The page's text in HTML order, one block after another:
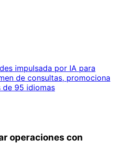
impulsada por IA para
de consultas, promociona
95 idiomas
operaciones con